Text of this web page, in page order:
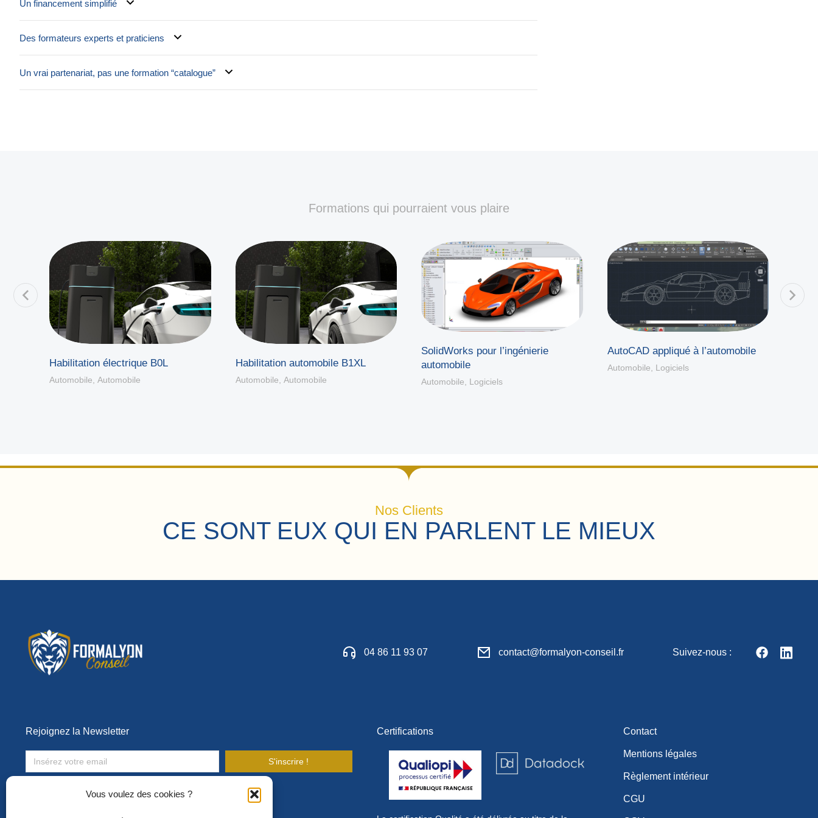
Vous voulez des cookies ?
Un financement simplifié
Des formateurs experts et praticiens
Un vrai partenariat, pas une formation “catalogue”
Formations qui pourraient vous plaire
Habilitation électrique B0L
Automobile Automobile
Habilitation automobile B1XL
Automobile Automobile
SolidWorks pour l’ingénierie
automobile
Automobile, Logiciels
AutoCAD appliqué à l’automobile
Automobile, Logiciels
Nos Clients
CE SONT EUX QUI EN PARLENT LE MIEUX
04 86 11 93 07 contact@formalyon-conseil.fr Suivez-nous :
Rejoignez la Newsletter
S'inscrire !
Toute l’actualité de la formation en entreprise !
Certifications Contact
Mentions légales
Règlement intérieur
CGU